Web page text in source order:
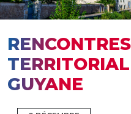
RENCONTRES
GUYANE